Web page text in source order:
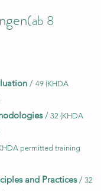
(ab 8
/ 49 (KHDA
/ 32 (KHDA
permitted training
and Practices/ 32